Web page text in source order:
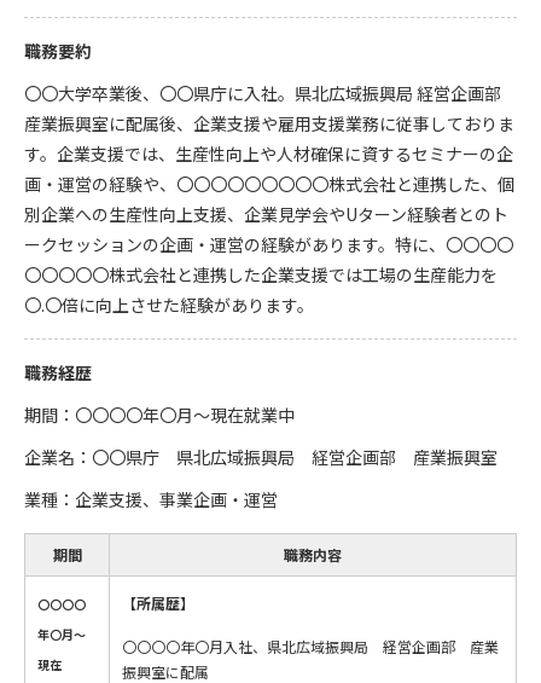
職務要約
〇〇大学卒業後、〇〇県庁に入社。県北広域振興局 経営企画部
産業振興室に配属後、企業支援や雇用支援業務に従事しておりま
す。企業支援では、生産性向上や人材確保に資するセミナーの企
画・運営の経験や、〇〇〇〇〇〇〇〇〇株式会社と連携した、個
別企業への生産性向上支援、企業見学会やUターン経験者とのト
ークセッションの企画・運営の経験があります。特に、〇〇〇〇
〇〇〇〇〇株式会社と連携した企業支援では工場の生産能力を
〇.〇倍に向上させた経験があります。
職務経歴
期間：〇〇〇〇年〇月～現在就業中
企業名：〇〇県庁 県北広域振興局 経営企画部 産業振興室
業種：企業支援、事業企画・運営
期間 職務内容
〇〇〇〇
年〇月～
現在
【所属歴】
〇〇〇〇年〇月入社、県北広域振興局 経営企画部 産業
振興室に配属